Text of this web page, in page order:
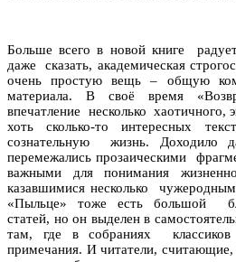
Больше всего в новой книге
даже сказать, академическая
очень простую вещь – общую
материала. В своё время
впечатление несколько хаотичного,
хоть сколько-то интересных
сознательную жизнь. Доходило
перемежались прозаическими
важными для понимания
казавшимися несколько
«Пыльце» тоже есть большой
статей, но он выделен в
там, где в собраниях
примечания. И читатели,